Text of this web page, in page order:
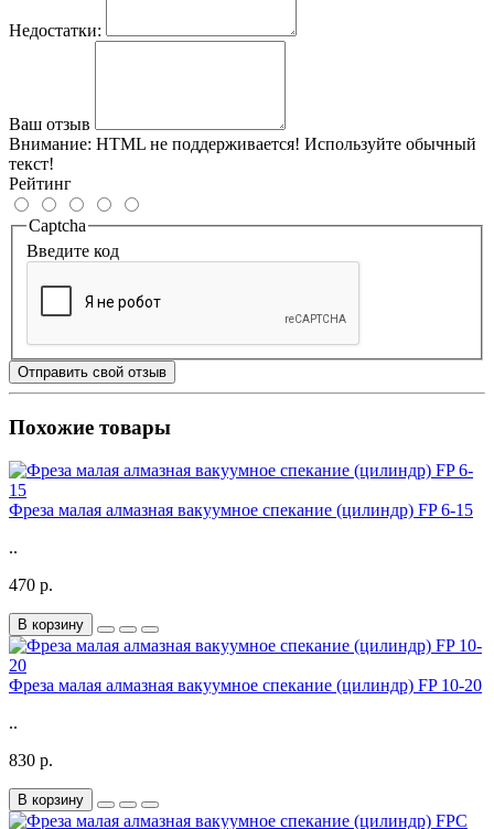
Недостатки:
Ваш отзыв
Внимание: HTML не поддерживается! Используйте обычный
текст!
Рейтинг
Captcha
Введите код
Отправить свой отзыв
Похожие товары
Фреза малая алмазная вакуумное спекание (цилиндр) FP 6-15
..
470 р.
В корзину
Фреза малая алмазная вакуумное спекание (цилиндр) FP 10-20
..
830 р.
В корзину